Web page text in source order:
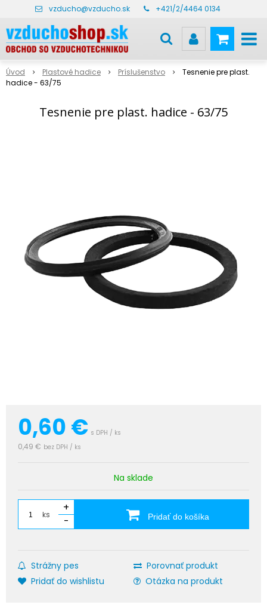
vzducho@vzducho.sk +421/2/4464 0134
Úvod Plastové hadice Príslušenstvo
Tesnenie pre plast.
hadice - 63/75
Tesnenie pre plast. hadice - 63/75
0,60€ s DPH / ks
0,49 € bez DPH / ks
Na sklade
ks
+
-
Pridať do košíka
Strážny pes
Porovnať produkt
Pridať do wishlistu
Otázka na produkt